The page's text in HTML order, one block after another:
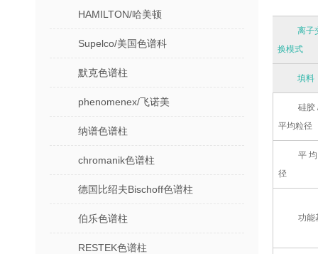
HAMILTON/哈美顿
Supelco/美国色谱科
默克色谱柱
phenomenex/飞诺美
纳谱色谱柱
chromanik色谱柱
德国比绍夫Bischoff色谱柱
伯乐色谱柱
RESTEK色谱柱
离子
换模式
填料
硅胶
平均粒径
平
径
功能